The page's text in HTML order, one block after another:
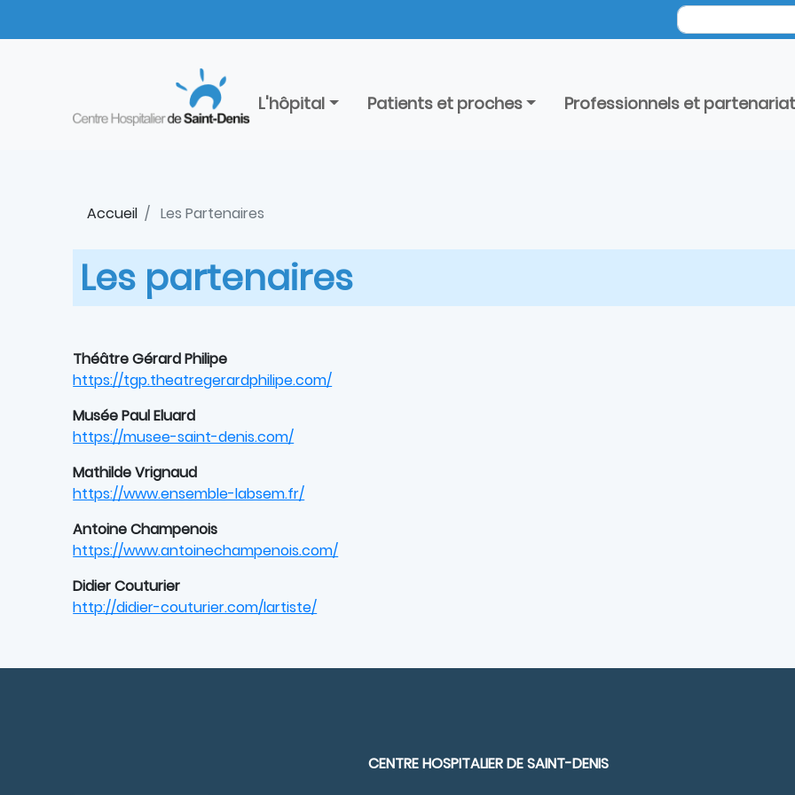
L'hôpital Patients et proches Professionnels et
Accueil Les Partenaires
Les partenaires
Théâtre Gérard Philipe
https://tgp.theatregerardphilipe.com/
Musée Paul Eluard
https://musee-saint-denis.com/
Mathilde Vrignaud
https://www.ensemble-labsem.fr/
Antoine Champenois
https://www.antoinechampenois.com/
Didier Couturier
http://didier-couturier.com/lartiste/
CENTRE HOSPITALIER DE SAINT-DENIS